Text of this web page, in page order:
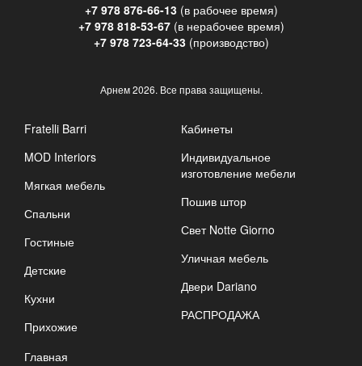
+7 978 876-66-13(в рабочее время)
+7 978 818-53-67(в нерабочее время)
+7 978 723-64-33(производство)
Арнем2026. Все права защищены.
Fratelli Barri
MOD Interiors
Мягкая мебель
Спальни
Гостиные
Детские
Кухни
Прихожие
Кабинеты
Индивидуальное
изготовление мебели
Пошив штор
Свет Notte Giorno
Уличная мебель
Двери Dariano
РАСПРОДАЖА
Главная